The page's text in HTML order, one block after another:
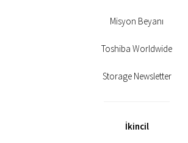
Misyon Beyanı
Toshiba Worldwide
Storage Newsletter
İkincil